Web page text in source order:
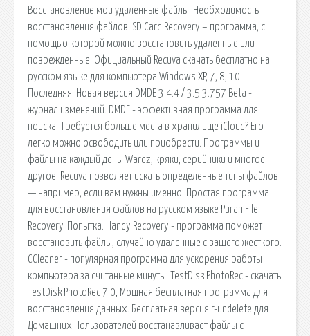
Восстановление мои удаленные файлы: Необходимость
восстановления файлов. SD Card Recovery – программа, с
помощью которой можно восстановить удаленные или
поврежденные. Официальный Recuva скачать бесплатно на
русском языке для компьютера Windows XP, 7, 8, 10.
Последняя. Новая версия DMDE 3.4.4 / 3.5.3.757 Beta -
журнал изменений. DMDE - эффективная программа для
поиска. Требуется больше места в хранилище iCloud? Его
легко можно освободить или приобрести. Программы и
файлы на каждый день! Warez, кряки, серийники и многое
другое. Recuva позволяет искать определенные типы файлов
— например, если вам нужны именно. Простая программа
для восстановления файлов на русском языке Puran File
Recovery. Попытка. Handy Recovery - программа поможет
восстановить файлы, случайно удаленные с вашего жесткого.
CCleaner - популярная программа для ускорения работы
компьютера за считанные минуты. TestDisk PhotoRec - скачать
TestDisk PhotoRec 7.0, Мощная бесплатная программа для
восстановления данных. Бесплатная версия r-undelete для
Домашних Пользователей восстанавливает файлы с